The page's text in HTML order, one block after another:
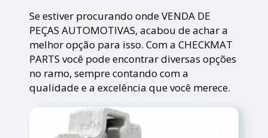
Se estiver procurando onde VENDA DE
PEÇAS AUTOMOTIVAS, acabou de achar a
melhor opção para isso. Com a CHECKMAT
PARTS você pode encontrar diversas opções
no ramo, sempre contando com a
qualidade e a excelência que você merece.